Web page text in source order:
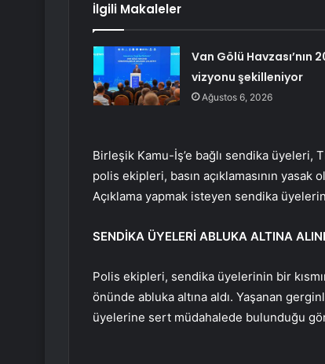
İlgili Makaleler
Van Gölü Havzası’nın
vizyonu şekilleniyor
Ağustos 6, 2026
Birleşik Kamu-İş’e bağlı sendika üyeleri,
polis ekipleri, basın açıklamasının
Açıklama yapmak isteyen sendika
SENDİKA ÜYELERİ ABLUKA ALTINA
Polis ekipleri, sendika üyelerinin bir
önünde abluka altına aldı. Yaşanan
üyelerine sert müdahalede bulunduğu